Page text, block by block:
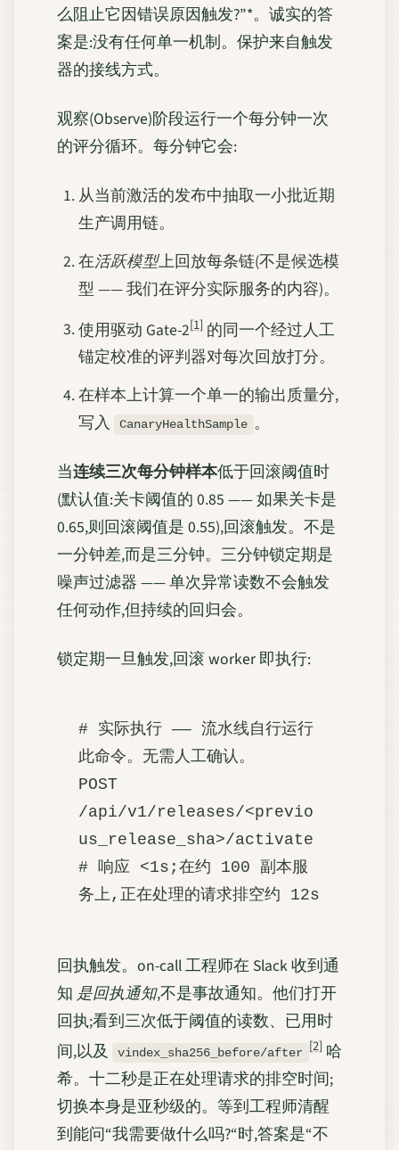
么阻止它因错误原因触发?”*。诚实的答
案是:没有任何单一机制。保护来自触发
器的接线方式。
观察(Observe)阶段运行一个每分钟一次
的评分循环。每分钟它会:
从当前激活的发布中抽取一小批近期
生产调用链。
在活跃模型上回放每条链(不是候选模
型 —— 我们在评分实际服务的内容)。
使用驱动 Gate-2[1] 的同一个经过人工
锚定校准的评判器对每次回放打分。
在样本上计算一个单一的输出质量分,
写入
CanaryHealthSample 。
当连续三次每分钟样本低于回滚阈值时
(默认值:关卡阈值的 0.85 —— 如果关卡是
0.65,则回滚阈值是 0.55),回滚触发。不是
一分钟差,而是三分钟。三分钟锁定期是
噪声过滤器 —— 单次异常读数不会触发
任何动作,但持续的回归会。
锁定期一旦触发,回滚 worker 即执行:
# 实际执行 —— 流水线自行运行
此命令。无需人工确认。
POST
/api/v1/releases/<previo
us_release_sha>/activate
# 响应 <1s;在约 100 副本服
回执触发。on-call 工程师在 Slack 收到通
知 是回执通知,不是事故通知。他们打开
回执;看到三次低于阈值的读数、已用时
间,以及
vindex_sha256_before/after [2] 哈
希。十二秒是正在处理请求的排空时间;
切换本身是亚秒级的。等到工程师清醒
到能问“我需要做什么吗?“时,答案是“不